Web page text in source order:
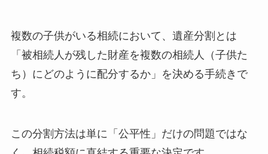
複数の子供がいる相続において、遺産分割とは
「被相続人が残した財産を複数の相続人（子供た
ち）にどのように配分するか」を決める手続きで
す。
この分割方法は単に「公平性」だけの問題ではな
が使える子供に優先配分）
パターンC：現金・不動産混合分割（各相続
る）
不動産の評価が低い子供と高い子供での課
税額の違い